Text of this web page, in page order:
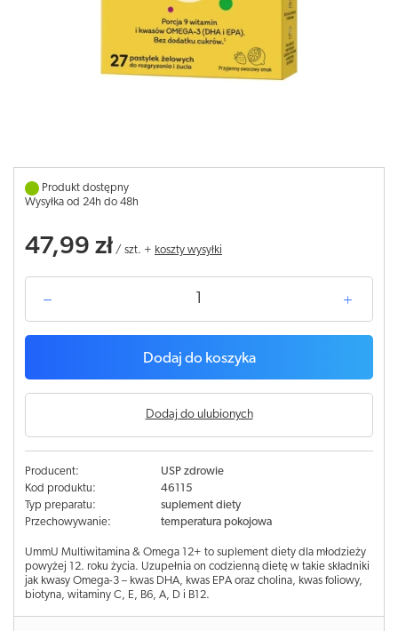
Produkt dostępny
Wysyłka od 24h do 48h
47,99 zł / szt. + koszty wysyłki
Dodaj do koszyka
Dodaj do ulubionych
Producent:
USP zdrowie
Kod produktu:
46115
Typ preparatu:
suplement diety
Przechowywanie:
temperatura pokojowa
UmmU Multiwitamina & Omega 12+ to suplement diety dla młodzieży
powyżej 12. roku życia. Uzupełnia on codzienną dietę w takie składniki
jak kwasy Omega-3 – kwas DHA, kwas EPA oraz cholina, kwas foliowy,
biotyna, witaminy C, E, B6, A, D i B12.